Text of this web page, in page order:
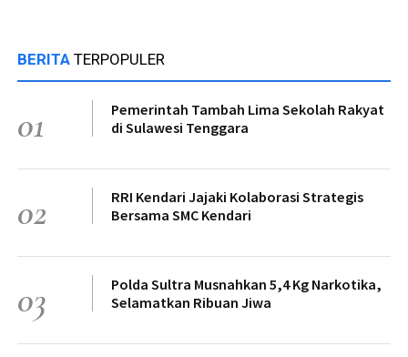
BERITA TERPOPULER
01
Pemerintah Tambah Lima Sekolah Rakyat
di Sulawesi Tenggara
02
RRI Kendari Jajaki Kolaborasi Strategis
Bersama SMC Kendari
03
Polda Sultra Musnahkan 5,4 Kg Narkotika,
Selamatkan Ribuan Jiwa